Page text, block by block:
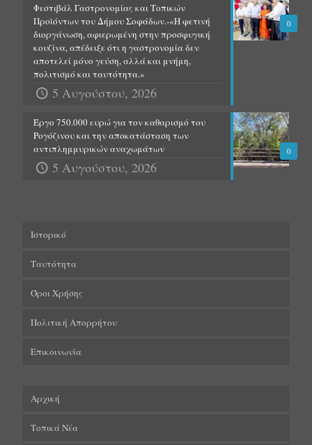
0
Φεστιβάλ Γαστρονομίας και Τοπικών
Προϊόντων του Δήμου Σοφάδων.-«Η φετινή
διοργάνωση, αφιερωμένη στην προσφυγική
κουζίνα, απέδειξε ότι η γαστρονομία δεν
αποτελεί μόνο γεύση, αλλά και μνήμη,
πολιτισμό και ταυτότητα.»
5 Αυγούστου, 2026
0
Έργο 750.000 ευρώ για τον καθαρισμό του
Ρογόζινου και την αποκατάσταση των
αντιπλημμυρικών αναχωμάτων
5 Αυγούστου, 2026
Ιστορικό
Ταυτότητα
Όροι Χρήσης
Πολιτική Απορρήτου
Επικοινωνία
Αρχική
Τοπικά Νέα